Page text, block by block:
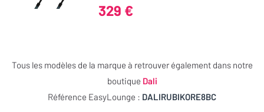
aux graves, tandis qu'un troisième est exclusivement destiné aux
basses, assurant une reproduction sonore sans compromis.
Réponse en fréquence
34 kHz
329 €
Tous les modèles de la marque à retrouver également dans notre
boutique Dali
Référence EasyLounge : DALIRUBIKORE8BC